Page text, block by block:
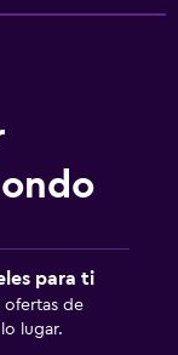
para ti
ofertas de
lugar.